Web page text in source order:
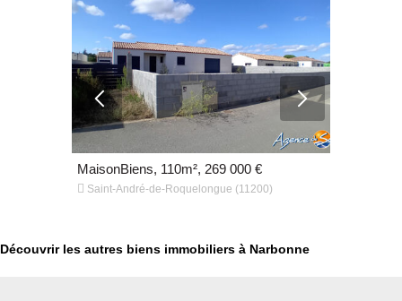
MaisonBiens, 110m², 269 000 €
 Saint-André-de-Roquelongue (11200)
Découvrir les autres biens immobiliers à Narbonne